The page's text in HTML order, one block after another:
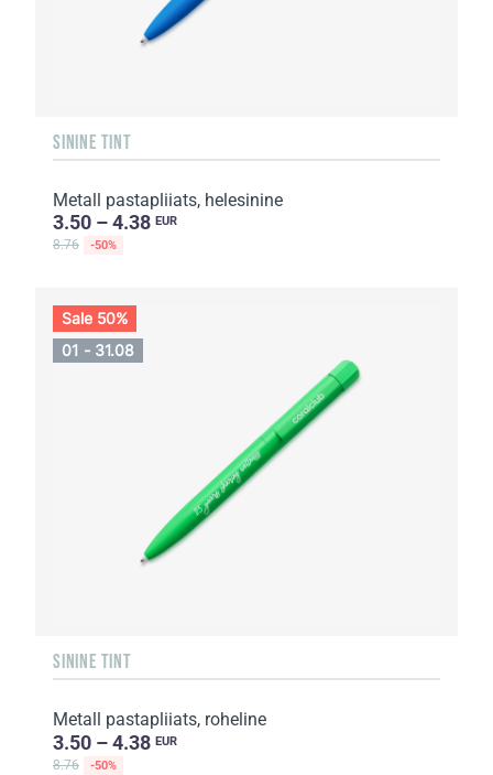
SININE TINT
Metall pastapliiats, helesinine
3.50 – 4.38 EUR
8.76 -50%
Sale 50%
01 - 31.08
SININE TINT
Metall pastapliiats, roheline
3.50 – 4.38 EUR
8.76 -50%